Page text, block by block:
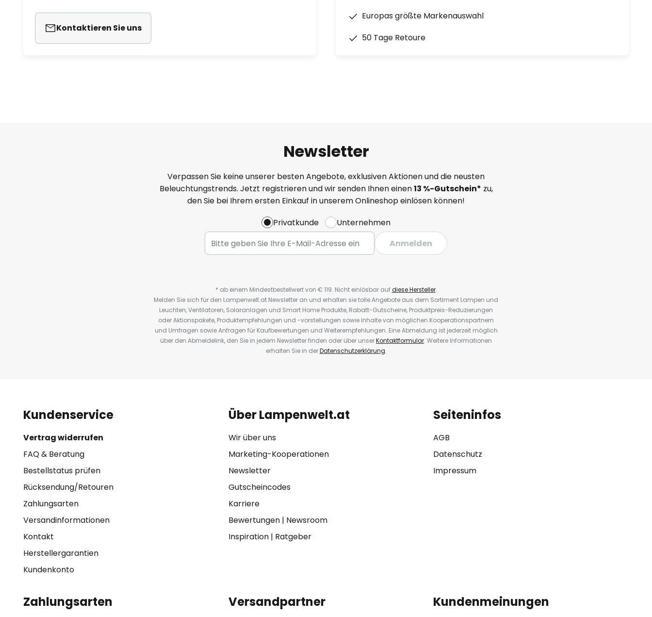
Kontaktieren Sie uns
Europas größte Markenauswahl
50 Tage Retoure
Newsletter
Verpassen Sie keine unserer besten Angebote, exklusiven Aktionen und die neusten
Beleuchtungstrends. Jetzt registrieren und wir senden Ihnen einen13 %-Gutschein* zu,
den Sie bei Ihrem ersten Einkauf in unserem Onlineshop einlösen können!
Privatkunde
Unternehmen
Anmelden
* ab einem Mindestbestellwert von € 119. Nicht einlösbar aufdiese Hersteller.
Melden Sie sich für den Lampenwelt.at Newsletter an und erhalten sie tolle Angebote aus dem Sortiment Lampen und
Leuchten, Ventilatoren, Solaranlagen und Smart Home Produkte, Rabatt-Gutscheine, Produktpreis-Reduzierungen
oder Aktionspakete, Produktempfehlungen und -vorstellungen sowie Inhalte von möglichen Kooperationspartnern
und Umfragen sowie Anfragen für Kaufbewertungen und Weiterempfehlungen. Eine Abmeldung ist jederzeit möglich
über den Abmeldelink, den Sie in jedem Newsletter finden oder über unserKontaktformular. Weitere Informationen
erhalten Sie in derDatenschutzerklärung.
Kundenservice
Vertrag widerrufen
FAQ & Beratung
Bestellstatus prüfen
Rücksendung/Retouren
Zahlungsarten
Versandinformationen
Kontakt
Herstellergarantien
Kundenkonto
Über Lampenwelt.at
Wir über uns
Marketing-Kooperationen
Newsletter
Gutscheincodes
Karriere
Bewertungen| Newsroom
Inspiration| Ratgeber
Seiteninfos
AGB
Datenschutz
Impressum
Zahlungsarten Versandpartner Kundenmeinungen